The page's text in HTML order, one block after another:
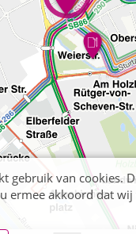
gebruik van cookies.
ermee akkoord dat wij